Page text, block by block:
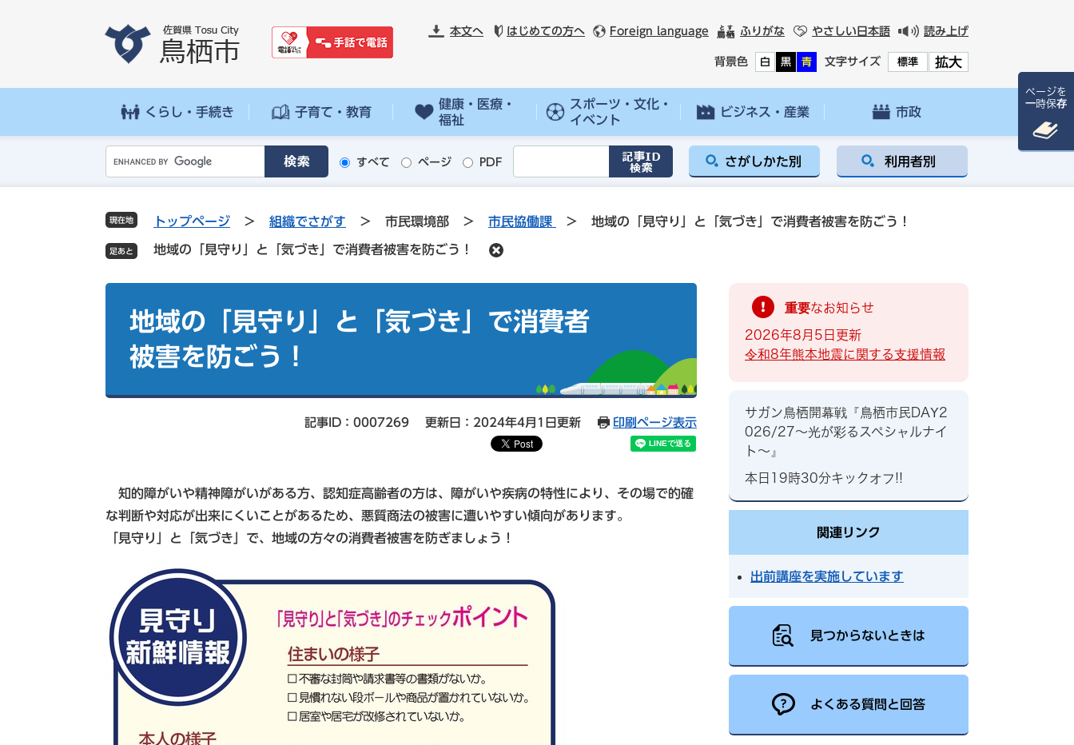
先
を
本文へ はじめての方へ Foreign language ふりがな やさしい日本語 読み上げ
背景色 白 黒 青 文字サイズ 標準 拡大
くらし・手続き 子育て・教育
健康・医療・
福祉
スポーツ・文化・
イベント
ビジネス・産業 市政
o
g
l
e
ス
すべて ページ PDF さがしかた別 利用者別
現在地 トップページ > 組織でさがす > 市民環境部 > 市民協働課 > 地域の「見守り」と「気づき」で消費者被害を防ごう！
地域の「見守り」と「気づき」で消費者被害を防ごう！
地域の「見守り」と「気づき」で消費者
被害を防ごう！
記事ID：0007269 更新日：2024年4月1日更新 印刷ページ表示
知的障がいや精神障がいがある方、認知症高齢者の方は、障がいや疾病の特性により、その場で的確
な判断や対応が出来にくいことがあるため、悪質商法の被害に遭いやすい傾向があります。
「見守り」と「気づき」で、地域の方々の消費者被害を防ぎましょう！
重要なお知らせ
2026年8月5日更新
令和8年熊本地震に関する支援情報
サガン鳥栖開幕戦『鳥栖市民DAY2
026/27～光が彩るスペシャルナイ
ト～』
本日19時30分キックオフ!!
関連リンク
出前講座を実施しています
見つからないときは
よくある質問と回答
ページを
一時保存